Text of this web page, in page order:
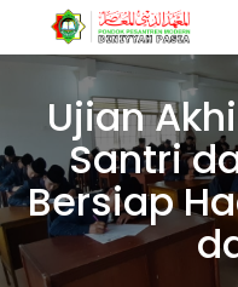
Ujian
Santri
Bersiap